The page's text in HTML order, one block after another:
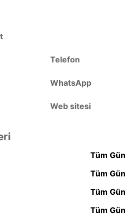
Telefon
WhatsApp
Web sitesi
Tüm Gün
Tüm Gün
Tüm Gün
Tüm Gün